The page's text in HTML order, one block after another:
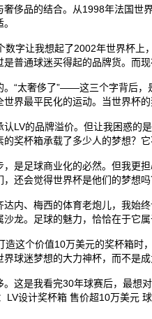
侈品的结合。从1998年法国世
数字让我想起了2002年世界杯
普通球迷买得起的品牌货。而
“太奢侈了”——这三个字背后，
界最平民化的运动。当世界杯
LV的品牌溢价。但让我困惑的
奖杯箱承载了多少人的梦想？
，是足球商业化的必然。但我更
还会觉得世界杯是他们的梦想吗
内、梅西的体育老炮儿，我始
龙。足球的魅力，恰恰在于它属
造这个价值10万美元的奖杯箱
球迷梦想的大力神杯，而不是成
这是我看完30年球赛后，最想对
LV设计奖杯箱 售价超10万美元